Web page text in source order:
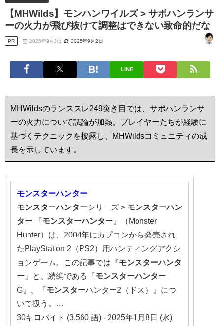
【MHWilds】モンハンワイルズ > サポハンランサ
ーの火力が飛び抜けて調整はできない致命的だな
PR 2025年9月3日 2025年9月2日
LINE
MHWildsのランススレ249突き目では、サポハンランサ
ーの火力について議論が加熱。プレイヤーたちが経験に
基づくテクニックを披露し、MHWildsコミュニティの成
長を示しています。
モンスターハンター
モンスターハンターシリーズ > モンスターハン
ター 『モンスターハンター 』（Monster
Hunter）は、2004年にカプコンから発売され
たPlayStation 2（PS2）用ハンティングアクシ
ョンゲーム。この記事では『モンスターハンタ
ー 』と、続編である『モンスターハンター
G』、『モンスターハンター2（ドス）』につ
いて扱う。…
30キロバイト (3,560 語) - 2025年1月8日 (水)